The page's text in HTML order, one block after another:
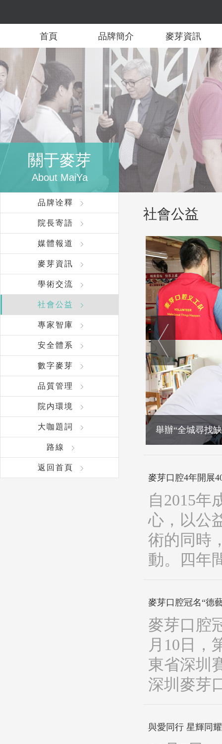
首頁 品牌簡介 麥芽資訊
關于麥芽
About MaiYa
品牌诠釋
院長寄語
媒體報道
麥芽資訊
學術交流
社會公益
專家智庫
安全體系
數字麥芽
品質管理
院内環境
大咖題詞
路線
返回首頁
社會公益
舉辦“全城尋找
麥芽口腔4年開展
自2015年
心，以公
術的同時
動。四年
麥芽口腔冠名“德
麥芽口腔
月10日，
東省深圳
深圳麥芽
與愛同行 星輝同